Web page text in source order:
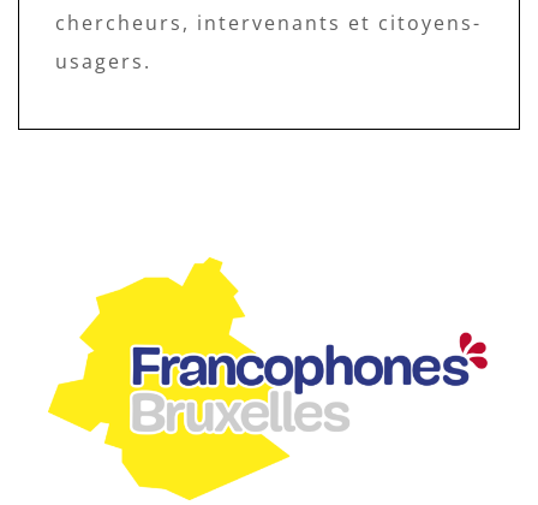
chercheurs, intervenants et citoyens-
usagers.